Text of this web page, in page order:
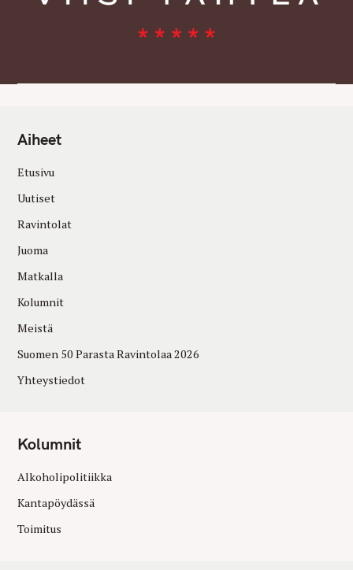
Aiheet
Etusivu
Uutiset
Ravintolat
Juoma
Matkalla
Kolumnit
Meistä
Suomen 50 Parasta Ravintolaa 2026
Yhteystiedot
Kolumnit
Alkoholipolitiikka
Kantapöydässä
Toimitus